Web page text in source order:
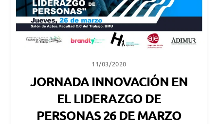
11/03/2020
JORNADA INNOVACIÓN EN
EL LIDERAZGO DE
PERSONAS 26 DE MARZO